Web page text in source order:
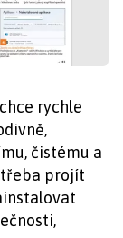
rychle
čistému a
třeba projít